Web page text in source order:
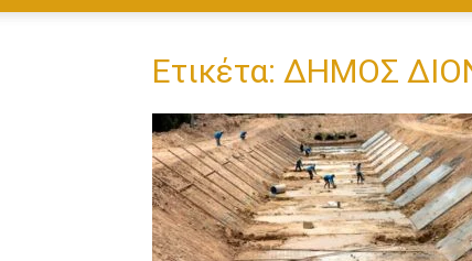
Ετικέτα: ΔΗΜΟΣ